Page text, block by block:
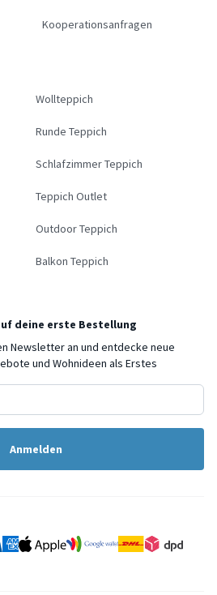
Kooperationsanfragen
Wollteppich
Runde Teppich
Schlafzimmer Teppich
Teppich Outlet
Outdoor Teppich
Balkon Teppich
deine erste Bestellung
Newsletter an und entdecke neue
und Wohnideen als Erstes
Anmelden